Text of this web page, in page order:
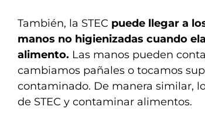
También, la STEC puede llegar a
manos no higienizadas cuando
alimento. Las manos pueden
cambiamos pañales o tocamos
contaminado. De manera similar,
de STEC y contaminar alimentos.